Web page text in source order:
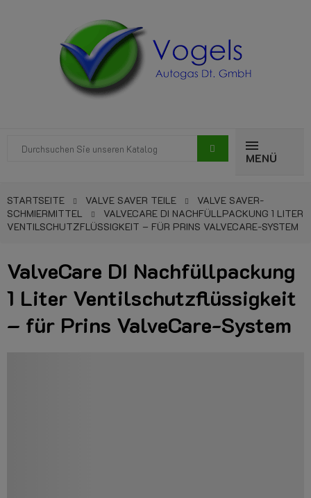
MENÜ
STARTSEITE VALVE SAVER TEILE
VALVE SAVER-
SCHMIERMITTEL
VALVECARE DI NACHFÜLLPACKUNG 1 LITER
VENTILSCHUTZFLÜSSIGKEIT – FÜR PRINS VALVECARE-SYSTEM
ValveCare DI Nachfüllpackung
1 Liter Ventilschutzflüssigkeit
– für Prins ValveCare-System